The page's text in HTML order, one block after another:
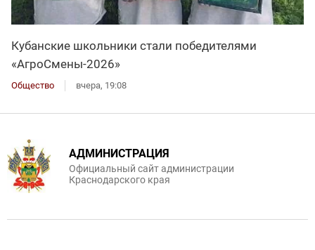
Кубанские школьники стали победителями
«АгроСмены-2026»
Общество вчера, 19:08
АДМИНИСТРАЦИЯ
Официальный сайт администрации
Краснодарского края